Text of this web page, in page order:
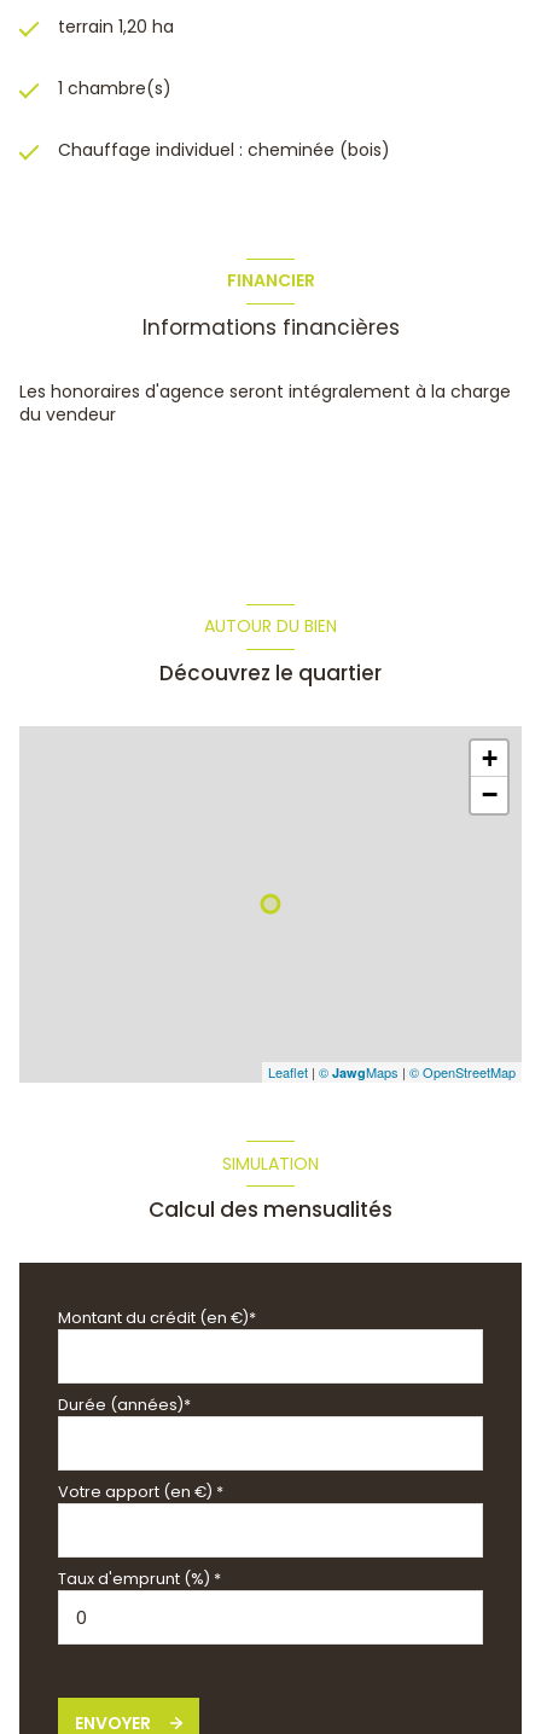
terrain 1,20 ha
1 chambre(s)
Chauffage individuel : cheminée (bois)
FINANCIER
Informations financières
Les honoraires d'agence seront intégralement à la charge
du vendeur
AUTOUR DU BIEN
Découvrez le quartier
+
−
Leaflet | © JawgMaps | © OpenStreetMap
SIMULATION
Calcul des mensualités
Montant du crédit (en €)*
Durée (années)*
Votre apport (en €) *
Taux d'emprunt (%) *
ENVOYER